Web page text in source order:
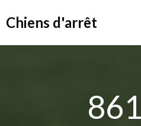
Chiens d'arrêt